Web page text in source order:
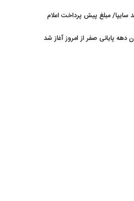
مبلغ پیش پرداخت اعلام
پایانی صفر از امروز آغاز شد